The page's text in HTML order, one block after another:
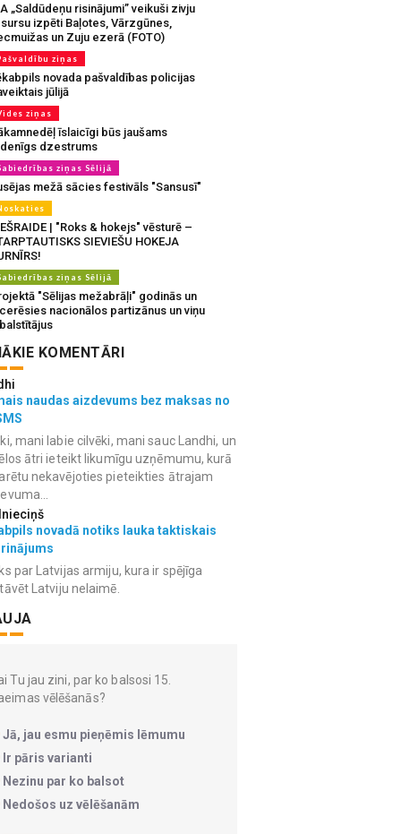
„Saldūdeņu risinājumi” veikuši zivju
izpēti Baļotes, Vārzgūnes,
un Zuju ezerā (FOTO)
ziņas
novada pašvaldības policijas
jūlijā
ziņas
īslaicīgi būs jaušams
dzestrums
ziņas Sēlijā
mežā sācies festivāls "Sansusī"
| "Roks & hokejs" vēsturē –
SIEVIEŠU HOKEJA
ziņas Sēlijā
"Sēlijas mežabrāļi" godinās un
nacionālos partizānus un viņu
KOMENTĀRI
naudas aizdevums bez maksas no
mani labie cilvēki, mani sauc Landhi, un
ātri ieteikt likumīgu uzņēmumu, kurā
nekavējoties pieteikties ātrajam
novadā notiks lauka taktiskais
par Latvijas armiju, kura ir spējīga
Latviju nelaimē.
Tu jau zini, par ko balsosi 15.
vēlēšanās?
Jā, jau esmu pieņēmis lēmumu
Ir pāris varianti
Nezinu par ko balsot
Nedošos uz vēlēšanām